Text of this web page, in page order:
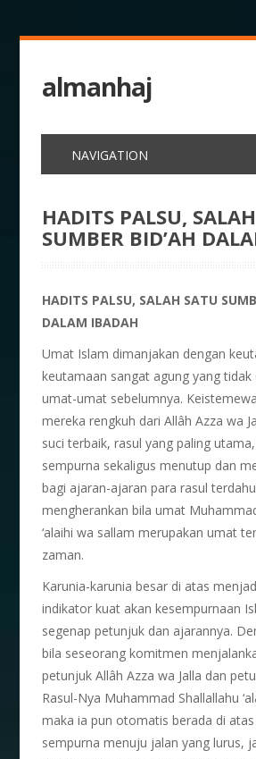
almanhaj
HADITS PALSU,
SUMBER BID’AH
HADITS PALSU, SALAH SATU
DALAM IBADAH
Umat Islam dimanjakan dengan
keutamaan sangat agung yang
umat-umat sebelumnya.
mereka rengkuh dari Allâh Azza wa
suci terbaik, rasul yang paling
sempurna sekaligus menutup dan
bagi ajaran-ajaran para rasul
mengherankan bila umat
‘alaihi wa sallam merupakan umat
zaman.
Karunia-karunia besar di atas
indikator kuat akan kesempurnaan
segenap petunjuk dan ajarannya.
bila seseorang komitmen
petunjuk Allâh Azza wa Jalla dan
Rasul-Nya Muhammad Shallallahu
maka ia pun otomatis berada di
sempurna menuju jalan yang lurus,